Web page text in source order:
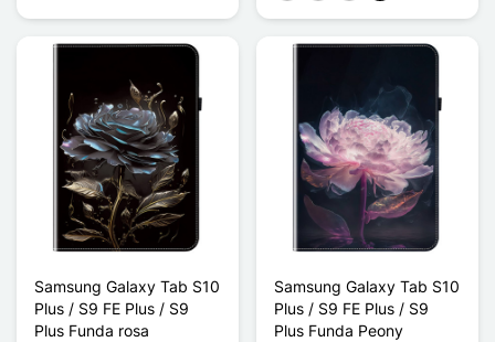
Samsung Galaxy Tab S10
Plus / S9 FE Plus / S9
Plus Funda rosa
Samsung Galaxy Tab S10
Plus / S9 FE Plus / S9
Plus Funda Peony